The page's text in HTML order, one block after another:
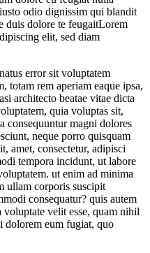
odio dignissim qui blandit
duis dolore te feugaitLorem
elit, sed diam
error sit voluptatem
totam rem aperiam eaque ipsa,
architecto beatae vitae dicta
quia voluptas sit,
consequuntur magni dolores
neque porro quisquam
amet, consectetur, adipisci
tempora incidunt, ut labore
ut enim ad minima
ullam corporis suscipit
consequatur? quis autem
velit esse, quam nihil
dolorem eum fugiat, quo